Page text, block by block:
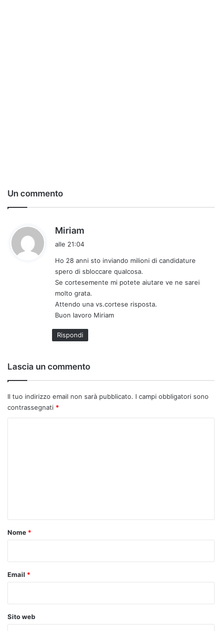
Un commento
Miriam
e
t
t
o
:
alle 21:04
Ho 28 anni sto inviando milioni di candidature
spero di sbloccare qualcosa.
Se cortesemente mi potete aiutare ve ne sarei
molto grata.
Attendo una vs.cortese risposta.
Buon lavoro Miriam
Rispondi
Lascia un commento
Il tuo indirizzo email non sarà pubblicato. I campi obbligatori sono
contrassegnati *
o
Nome *
Email *
Sito web